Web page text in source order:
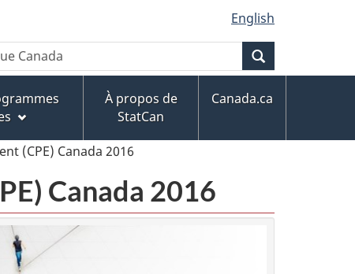
English
À propos de
StatCan
Canada.ca
(CPE) Canada 2016
Canada 2016